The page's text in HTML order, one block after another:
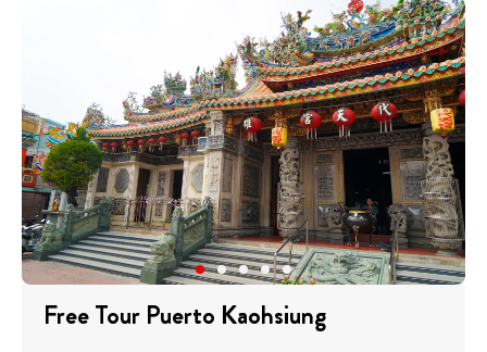
Free Tour Puerto Kaohsiung